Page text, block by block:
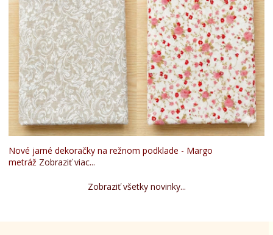
Nové jarné dekoračky na režnom podklade - Margo
metráž Zobraziť viac...
Zobraziť všetky novinky...